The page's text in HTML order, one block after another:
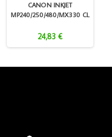
CANON INKJET
MP240/250/480/MX330 CL
24,83 €